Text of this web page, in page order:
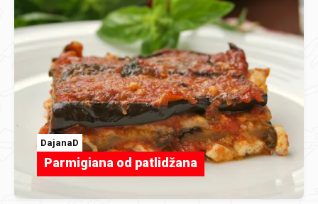
DajanaD
Parmigiana od patlidžana